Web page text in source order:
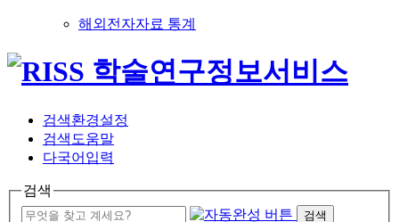
해외전자자료 통계
검색환경설정
검색도움말
다국어입력
검색
검색